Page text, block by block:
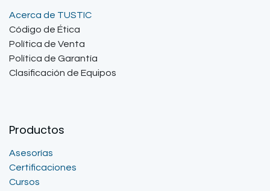
Acerca de TUSTIC
Código de Ética
Política de Venta
Política de Garantía
Clasificación de Equipos
Productos
Asesorías
Certificaciones
Cursos